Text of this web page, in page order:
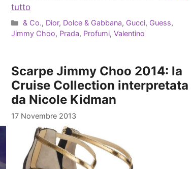
tutto
Categorie
& Co., Dior, Dolce & Gabbana, Gucci, Guess,
Jimmy Choo, Prada, Profumi, Valentino
Scarpe Jimmy Choo 2014: la
Cruise Collection interpretata
da Nicole Kidman
17 Novembre 2013